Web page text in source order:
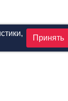
Принять